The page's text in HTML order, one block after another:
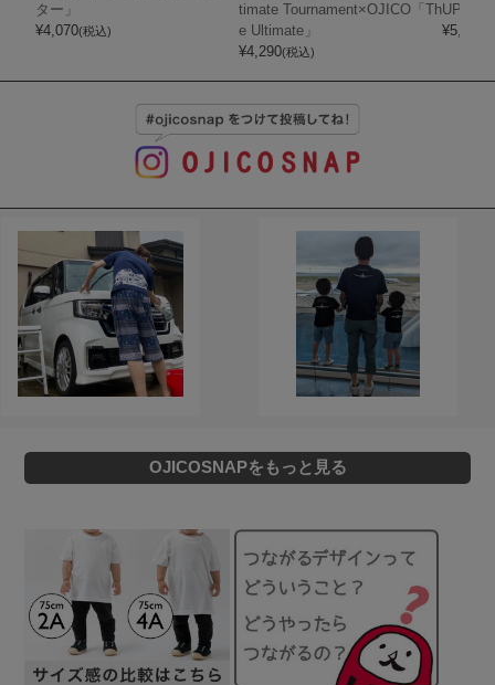
ター」
¥4,070(税込)
timate Tournament×OJICO「Th
e Ultimate」
¥4,290(税込)
UPER
¥5,720
OJICOSNAPをもっと見る